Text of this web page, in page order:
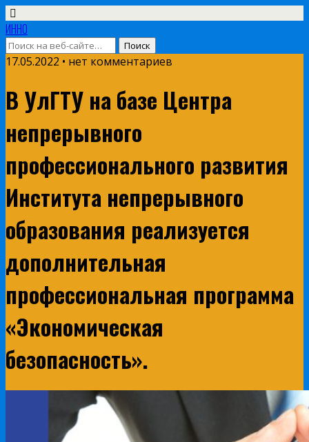
ИННО
17.05.2022 • нет комментариев
В УлГТУ на базе Центра
непрерывного
профессионального развития
Института непрерывного
образования реализуется
дополнительная
профессиональная программа
«Экономическая
безопасность».